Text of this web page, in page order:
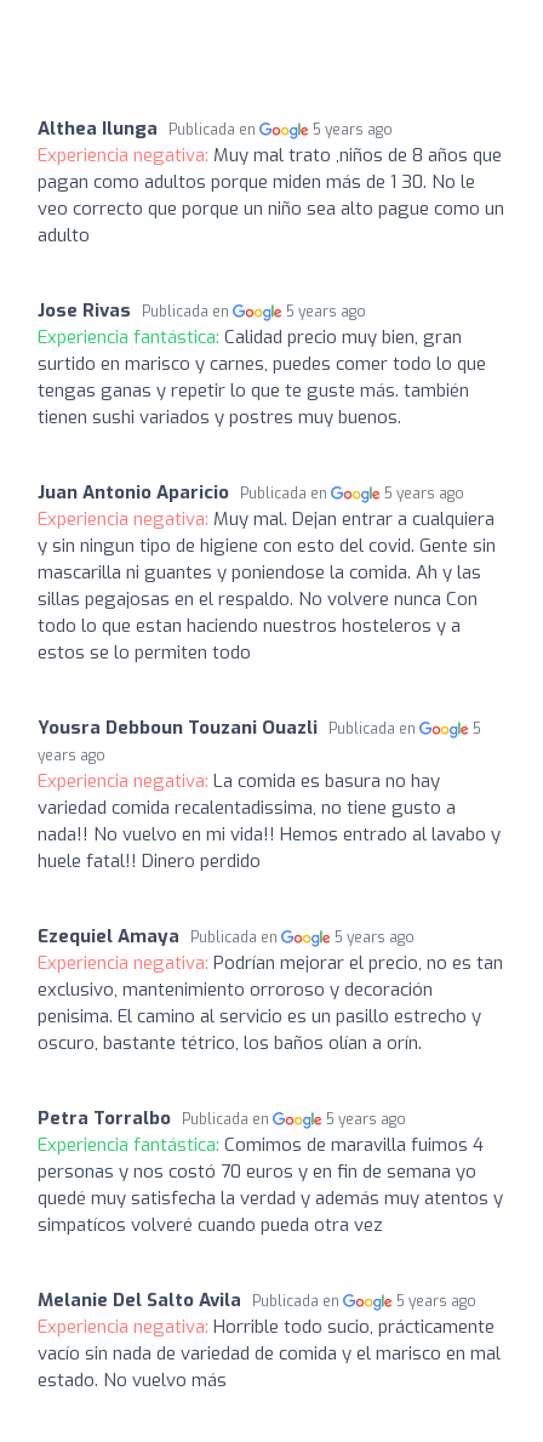
Althea Ilunga Publicada en 5 years ago
Experiencia negativa: Muy mal trato ,niños de 8 años que
pagan como adultos porque miden más de 1 30. No le
veo correcto que porque un niño sea alto pague como un
adulto
Jose Rivas Publicada en 5 years ago
Experiencia fantástica: Calidad precio muy bien, gran
surtido en marisco y carnes, puedes comer todo lo que
tengas ganas y repetir lo que te guste más. también
tienen sushi variados y postres muy buenos.
Juan Antonio Aparicio Publicada en 5 years ago
Experiencia negativa: Muy mal. Dejan entrar a cualquiera
y sin ningun tipo de higiene con esto del covid. Gente sin
mascarilla ni guantes y poniendose la comida. Ah y las
sillas pegajosas en el respaldo. No volvere nunca Con
todo lo que estan haciendo nuestros hosteleros y a
estos se lo permiten todo
Yousra Debboun Touzani Ouazli Publicada en
5
years ago
Experiencia negativa: La comida es basura no hay
variedad comida recalentadissima, no tiene gusto a
nada!! No vuelvo en mi vida!! Hemos entrado al lavabo y
huele fatal!! Dinero perdido
Ezequiel Amaya Publicada en 5 years ago
Experiencia negativa: Podrían mejorar el precio, no es tan
exclusivo, mantenimiento orroroso y decoración
penisima. El camino al servicio es un pasillo estrecho y
oscuro, bastante tétrico, los baños olían a orín.
Petra Torralbo Publicada en 5 years ago
Experiencia fantástica: Comimos de maravilla fuimos 4
personas y nos costó 70 euros y en fin de semana yo
quedé muy satisfecha la verdad y además muy atentos y
simpatícos volveré cuando pueda otra vez
Melanie Del Salto Avila Publicada en 5 years ago
Experiencia negativa: Horrible todo sucio, prácticamente
vacío sin nada de variedad de comida y el marisco en mal
estado. No vuelvo más